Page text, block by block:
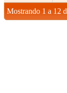
Mostrando 1 a 12